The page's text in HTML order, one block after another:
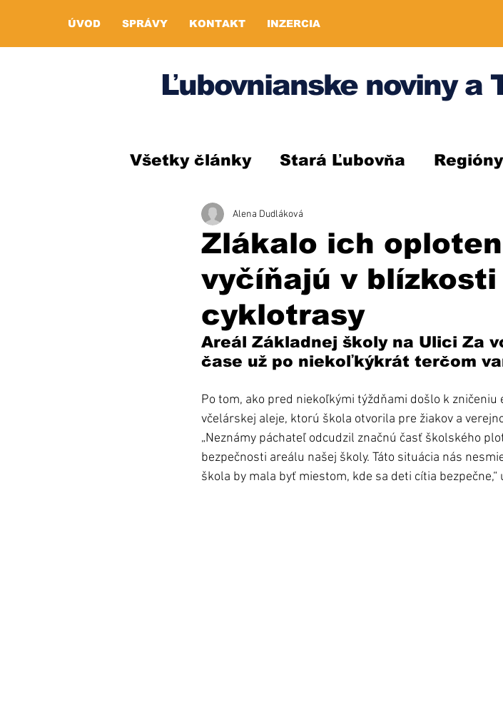
ÚVOD SPRÁVY KONTAKT INZERCIA
Ľubovnianske noviny a
Všetky články Stará Ľubovňa Regióny
Zlákalo ich
vyčíňajú v blízkosti
cyklotrasy
Alena Dudláková
Areál Základnej školy na Ulici Za
čase už po niekoľkýkrát terčom
Po tom, ako pred niekoľkými týždňami došlo k zničeniu
včelárskej aleje, ktorú škola otvorila pre žiakov a
„Neznámy páchateľ odcudzil značnú časť školského
bezpečnosti areálu našej školy. Táto situácia nás
škola by mala byť miestom, kde sa deti cítia bezpečne,“